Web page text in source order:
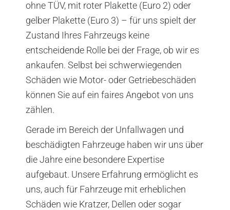
ohne TÜV, mit roter Plakette (Euro 2) oder
gelber Plakette (Euro 3) – für uns spielt der
Zustand Ihres Fahrzeugs keine
entscheidende Rolle bei der Frage, ob wir es
ankaufen. Selbst bei schwerwiegenden
Schäden wie Motor- oder Getriebeschäden
können Sie auf ein faires Angebot von uns
zählen.
Gerade im Bereich der Unfallwagen und
beschädigten Fahrzeuge haben wir uns über
die Jahre eine besondere Expertise
aufgebaut. Unsere Erfahrung ermöglicht es
uns, auch für Fahrzeuge mit erheblichen
Schäden wie Kratzer, Dellen oder sogar